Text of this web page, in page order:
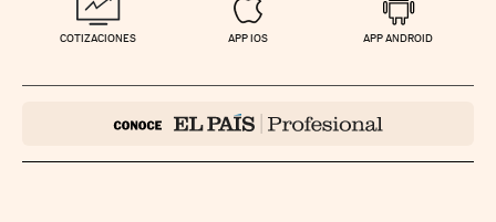
COTIZACIONES APP IOS APP ANDROID